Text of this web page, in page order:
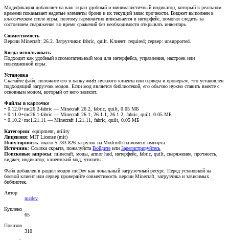
Модификация добавляет на ваш экран удобный и минималистичный индикатор, который в реальном
времени показывает надетые элементы брони и их текущий запас прочности. Виджет выполнен в
классическом стиле игры, поэтому гармонично вписывается в интерфейс, помогая следить за
состоянием снаряжения во время сражений без необходимости открывать инвентарь.
Совместимость
Версии Minecraft: 26.2. Загрузчики: fabric, quilt. Клиент: required; сервер: unsupported.
Когда использовать
Подходит как удобный вспомогательный мод для интерфейса, управления, настроек или
повседневной игры.
Установка
Скачайте файл, положите его в папку mods нужного клиента или сервера и проверьте, что установлен
подходящий загрузчик модов. Если мод является библиотекой, его обычно нужно ставить вместе с
основным модом, который от него зависит.
Файлы в карточке
• 0.12.0+mc26.2-fabric — Minecraft 26.2, fabric, quilt, 0.05 МБ
• 0.11.0+mc26.1-fabric — Minecraft 26.1, 26.1.1, 26.1.2, fabric, quilt, 0.05 МБ
• 0.10.2+mc1.21.11 — Minecraft 1.21.11, fabric, quilt, 0.05 МБ
Категории: equipment, utility
Лицензия: MIT License (mit)
Популярность: около 5 783 826 загрузок на Modrinth на момент импорта.
Источник: Ссылка скрыта, пожалуйста Войдите или Зарегистрируйтесь
Поисковые запросы: minecraft, моды, armor hud, интерфейс, fabric, quilt, снаряжение, прочность,
виджет, индикатор, клиентский мод, утилиты.
Файл добавлен в раздел модов mcDev как локальный загрузочный ресурс. Перед установкой на
боевой клиент или сервер проверяйте совместимость версии Minecraft, загрузчика и зависимых
библиотек.
Автор
mcdev
Куплено
65
Показов
310